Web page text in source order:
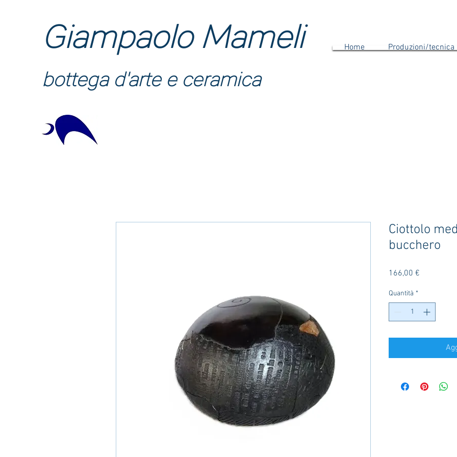
Giampaolo Mameli
bottega d'arte e ceramica
Home Produzioni/tecnica
Ciottolo
bucchero
166,00 €
Quantità *